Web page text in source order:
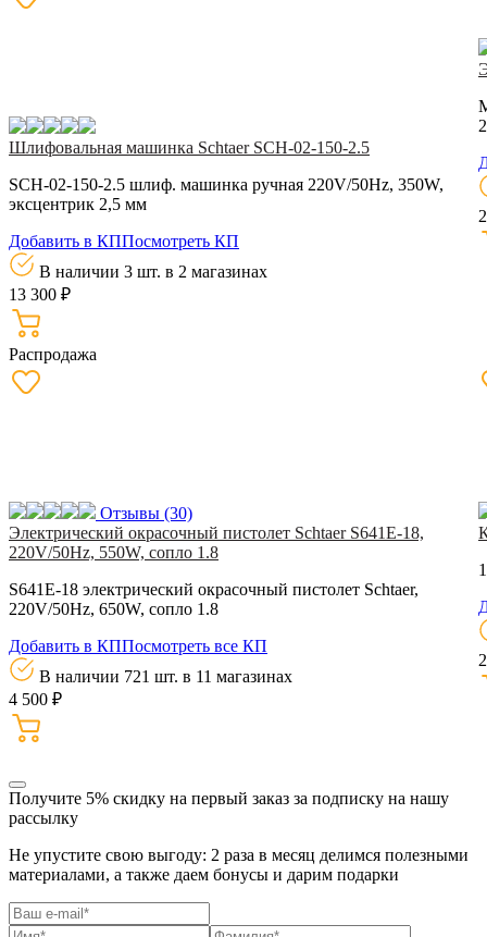
Шлифовальная машинка Schtaer SCH-02-150-2.5
SCH-02-150-2.5 шлиф. машинка ручная 220V/50Hz, 350W,
эксцентрик 2,5 мм
Добавить в КППосмотреть КП
В наличии 3 шт. в 2 магазинах
13 300 ₽
Распродажа
Отзывы (30)
Электрический окрасочный пистолет Schtaer S641E-18,
220V/50Hz, 550W, сопло 1.8
S641E-18 электрический окрасочный пистолет Schtaer,
220V/50Hz, 650W, сопло 1.8
Добавить в КППосмотреть все КП
В наличии 721 шт. в 11 магазинах
4 500 ₽
Получите 5% скидку на первый заказ за подписку на нашу
рассылку
Не упустите свою выгоду: 2 раза в месяц делимся полезными
материалами, а также даем бонусы и дарим подарки